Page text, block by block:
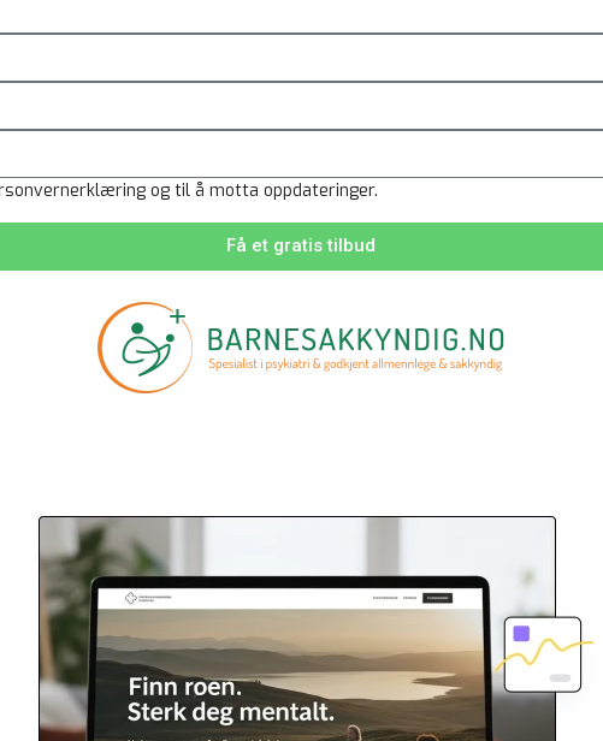
og til å motta oppdateringer.
Få et gratis tilbud